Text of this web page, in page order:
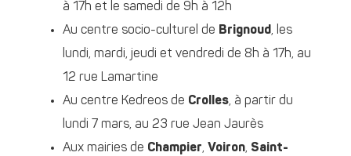
à 17h et le samedi de 9h à 12h
Au centre socio-culturel de Brignoud, les
lundi, mardi, jeudi et vendredi de 8h à 17h, au
12 rue Lamartine
Au centre Kedreos de Crolles, à partir du
lundi 7 mars, au 23 rue Jean Jaurès
Aux mairies de Champier, Voiron, Saint-